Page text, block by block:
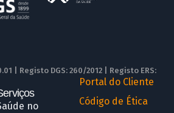
| Registo DGS: 260/2012 | Registo ERS:
no
Portal do Cliente
Código de Ética